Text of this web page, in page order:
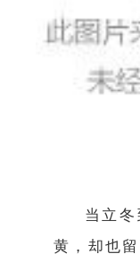
当立
黄，却也